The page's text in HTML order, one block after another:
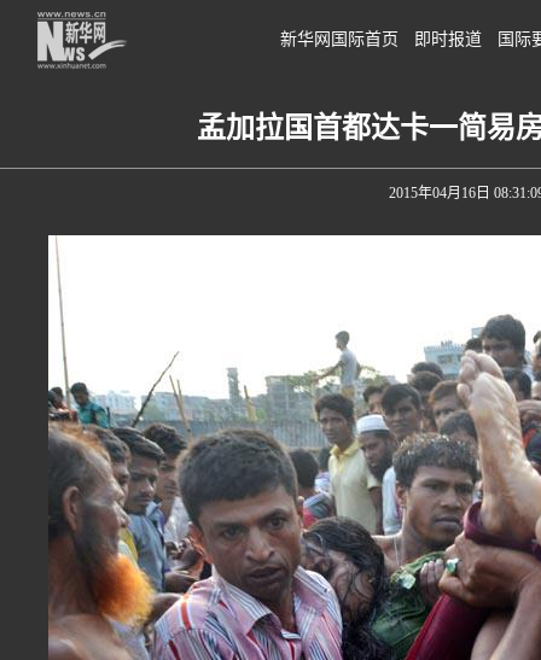
新华网国际首页 即时报道 国际
孟加拉国首都达卡一简易
2015年04月16日